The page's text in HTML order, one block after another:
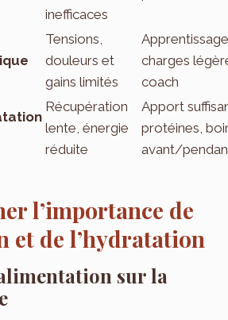
inefficaces
Tensions,
douleurs et
gains limités
charges
coach
Récupération
lente, énergie
réduite
Apport
protéines,
avant/
l’importance de
de l’hydratation
sur la